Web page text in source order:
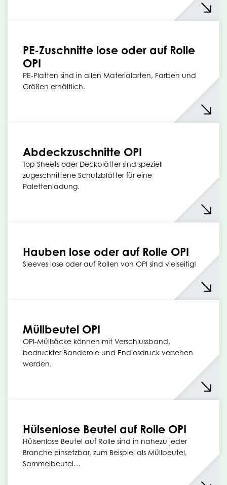
PE-Zuschnitte lose oder auf Rolle
OPI
PE-Platten sind in allen Materialarten, Farben und
Größen erhältlich.
Abdeckzuschnitte OPI
Top Sheets oder Deckblätter sind speziell
zugeschnittene Schutzblätter für eine
Palettenladung.
Hauben lose oder auf Rolle OPI
Sleeves lose oder auf Rollen von OPI sind vielseitig!
Müllbeutel OPI
OPI-Müllsäcke können mit Verschlussband,
bedruckter Banderole und Endlosdruck versehen
werden.
Hülsenlose Beutel auf Rolle OPI
Hülsenlose Beutel auf Rolle sind in nahezu jeder
Branche einsetzbar, zum Beispiel als Müllbeutel,
Sammelbeutel…